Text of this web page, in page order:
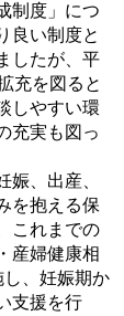
制度」につ
良い制度と
したが、平
充を図ると
しやすい環
充実も図っ
、出産、
を抱える保
これまでの
産婦健康相
、妊娠期か
支援を行